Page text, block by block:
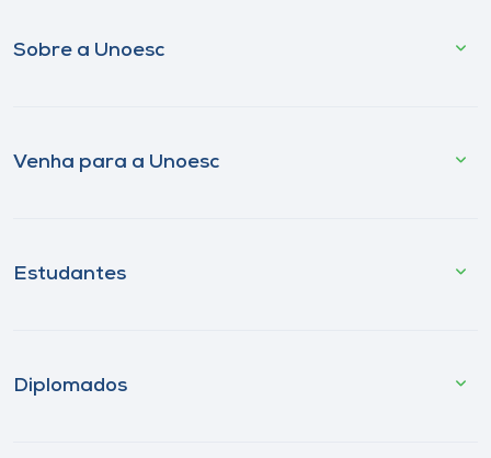
Sobre a Unoesc
Venha para a Unoesc
Estudantes
Diplomados